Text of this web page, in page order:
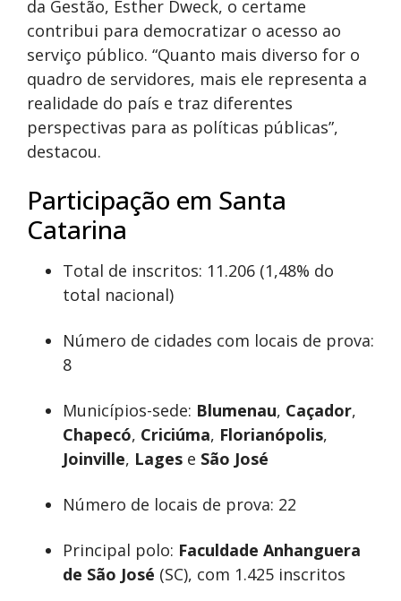
da Gestão, Esther Dweck, o certame
contribui para democratizar o acesso ao
serviço público. “Quanto mais diverso for o
quadro de servidores, mais ele representa a
realidade do país e traz diferentes
perspectivas para as políticas públicas”,
destacou.
Participação em Santa
Catarina
Total de inscritos: 11.206 (1,48% do
total nacional)
Número de cidades com locais de prova:
8
Municípios-sede: Blumenau, Caçador,
Chapecó, Criciúma, Florianópolis,
Joinville, Lages e São José
Número de locais de prova: 22
Principal polo: Faculdade Anhanguera
de São José (SC), com 1.425 inscritos